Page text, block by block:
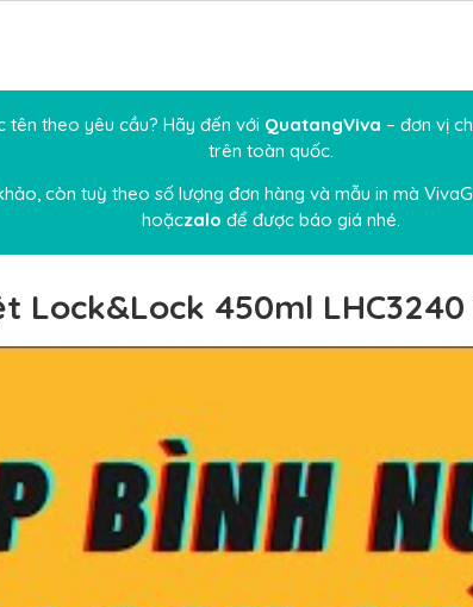
theo yêu cầu? Hãy đến với QuatangViva – đơn vị
trên toàn quốc.
còn tuỳ theo số lượng đơn hàng và mẫu in mà
hoặczalo để được báo giá nhé.
Lock&Lock 450ml